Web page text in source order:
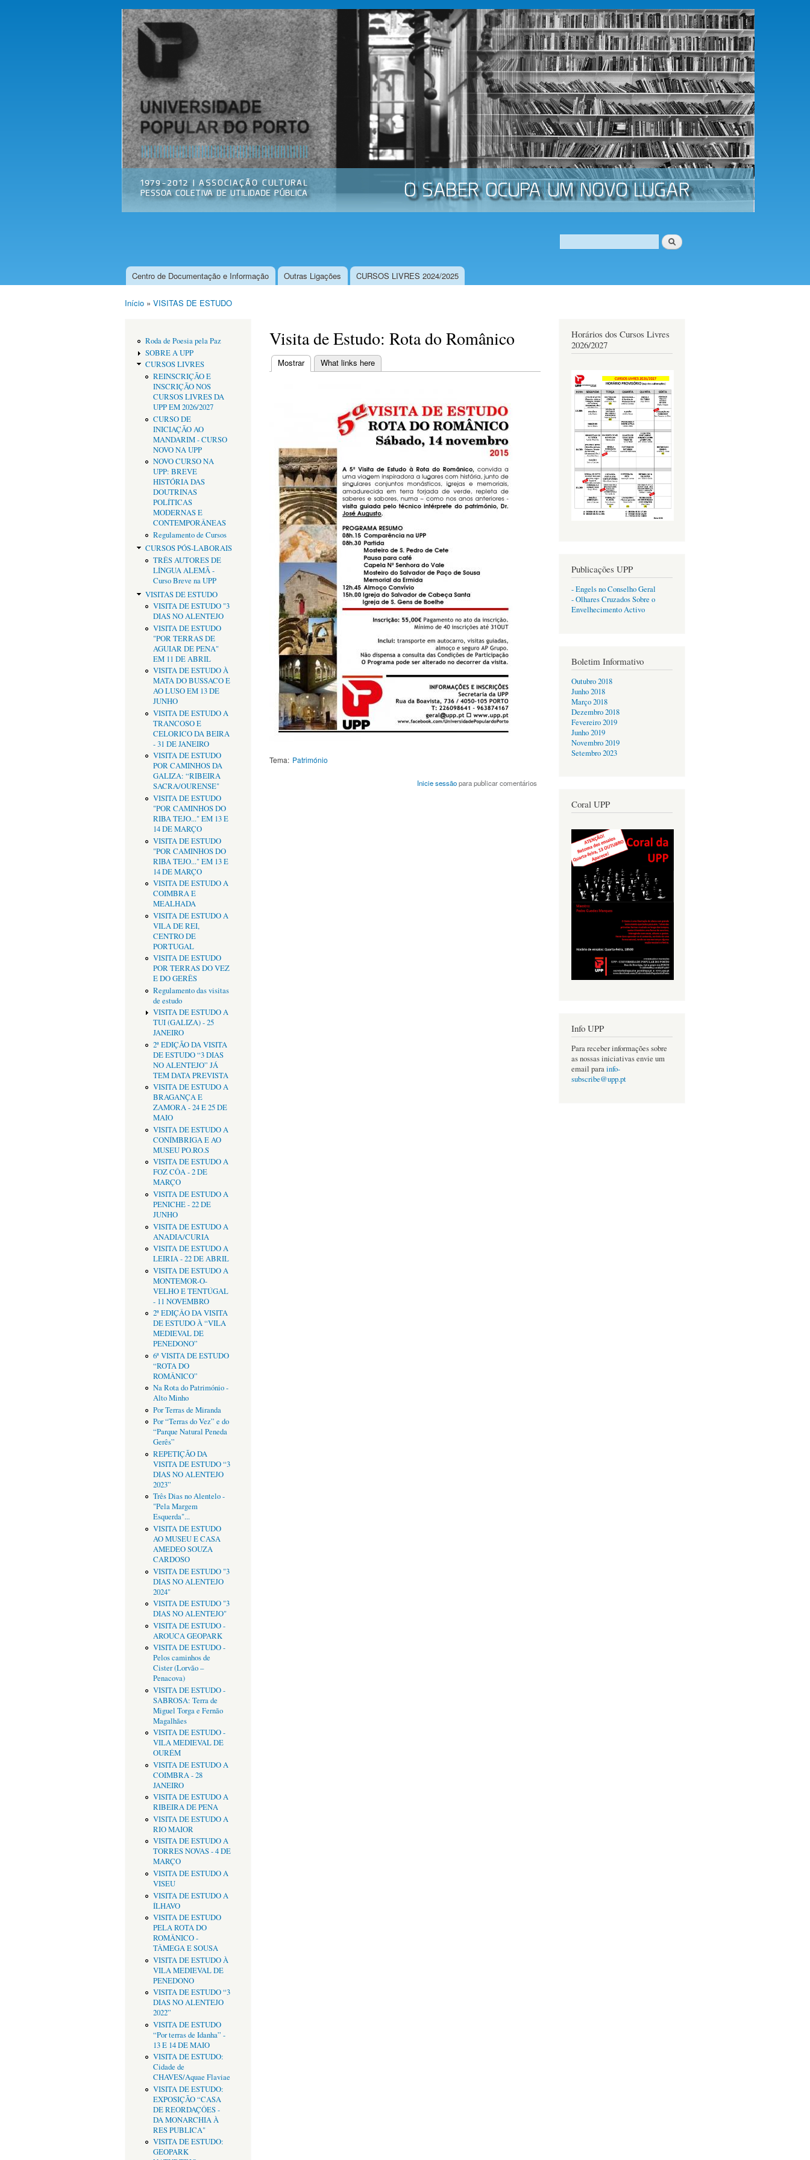
Passar
para o
conteúdo
principal
Universidade
Popular do
Porto
Associação
Cultural
Formulário de procura
Procurar
Menu principal
Centro de Documentação e Informação Outras Ligações CURSOS LIVRES 2024/2025
Início » VISITAS DE ESTUDO
Roda de Poesia pela Paz
SOBRE A UPP
CURSOS LIVRES
REINSCRIÇÃO E
INSCRIÇÃO NOS
CURSOS LIVRES DA
UPP EM 2026/2027
CURSO DE
INICIAÇÃO AO
MANDARIM - CURSO
NOVO NA UPP
NOVO CURSO NA
UPP: BREVE
HISTÓRIA DAS
DOUTRINAS
POLÍTICAS
MODERNAS E
CONTEMPORÂNEAS
Regulamento de Cursos
CURSOS PÓS-LABORAIS
TRÊS AUTORES DE
LÍNGUA ALEMÃ -
Curso Breve na UPP
VISITAS DE ESTUDO
VISITA DE ESTUDO "3
DIAS NO ALENTEJO
VISITA DE ESTUDO
"POR TERRAS DE
AGUIAR DE PENA"
EM 11 DE ABRIL
VISITA DE ESTUDO À
MATA DO BUSSACO E
AO LUSO EM 13 DE
JUNHO
VISITA DE ESTUDO A
TRANCOSO E
CELORICO DA BEIRA
- 31 DE JANEIRO
VISITA DE ESTUDO
POR CAMINHOS DA
GALIZA: “RIBEIRA
SACRA/OURENSE"
VISITA DE ESTUDO
"POR CAMINHOS DO
RIBA TEJO..." EM 13 E
14 DE MARÇO
VISITA DE ESTUDO
"POR CAMINHOS DO
RIBA TEJO..." EM 13 E
14 DE MARÇO
VISITA DE ESTUDO A
COIMBRA E
MEALHADA
VISITA DE ESTUDO A
VILA DE REI,
CENTRO DE
PORTUGAL
VISITA DE ESTUDO
POR TERRAS DO VEZ
E DO GERÊS
Regulamento das visitas
de estudo
VISITA DE ESTUDO A
TUI (GALIZA) - 25
JANEIRO
2ª EDIÇÃO DA VISITA
DE ESTUDO “3 DIAS
NO ALENTEJO” JÁ
TEM DATA PREVISTA
VISITA DE ESTUDO A
BRAGANÇA E
ZAMORA - 24 E 25 DE
MAIO
VISITA DE ESTUDO A
CONÍMBRIGA E AO
MUSEU PO.RO.S
VISITA DE ESTUDO A
FOZ CÔA - 2 DE
MARÇO
VISITA DE ESTUDO A
PENICHE - 22 DE
JUNHO
VISITA DE ESTUDO A
ANADIA/CURIA
VISITA DE ESTUDO A
LEIRIA - 22 DE ABRIL
VISITA DE ESTUDO A
MONTEMOR-O-
VELHO E TENTÚGAL
- 11 NOVEMBRO
2ª EDIÇÂO DA VISITA
DE ESTUDO À “VILA
MEDIEVAL DE
PENEDONO”
6ª VISITA DE ESTUDO
“ROTA DO
ROMÂNICO”
Na Rota do Património -
Alto Minho
Por Terras de Miranda
Por “Terras do Vez” e do
“Parque Natural Peneda
Gerês”
REPETIÇÃO DA
VISITA DE ESTUDO “3
DIAS NO ALENTEJO
2023”
Três Dias no Alentelo -
"Pela Margem
Esquerda"...
VISITA DE ESTUDO
AO MUSEU E CASA
AMEDEO SOUZA
CARDOSO
VISITA DE ESTUDO "3
DIAS NO ALENTEJO
2024"
VISITA DE ESTUDO "3
DIAS NO ALENTEJO"
VISITA DE ESTUDO -
AROUCA GEOPARK
VISITA DE ESTUDO -
Pelos caminhos de
Cister (Lorvão –
Penacova)
VISITA DE ESTUDO -
SABROSA: Terra de
Miguel Torga e Fernão
Magalhães
VISITA DE ESTUDO -
VILA MEDIEVAL DE
OURÉM
VISITA DE ESTUDO A
COIMBRA - 28
JANEIRO
VISITA DE ESTUDO A
RIBEIRA DE PENA
VISITA DE ESTUDO A
RIO MAIOR
VISITA DE ESTUDO A
TORRES NOVAS - 4 DE
MARÇO
VISITA DE ESTUDO A
VISEU
VISITA DE ESTUDO A
ÍLHAVO
VISITA DE ESTUDO
PELA ROTA DO
ROMÂNICO -
TÂMEGA E SOUSA
VISITA DE ESTUDO À
VILA MEDIEVAL DE
PENEDONO
VISITA DE ESTUDO “3
DIAS NO ALENTEJO
2022”
VISITA DE ESTUDO
“Por terras de Idanha” -
13 E 14 DE MAIO
VISITA DE ESTUDO:
Cidade de
CHAVES/Aquae Flaviae
VISITA DE ESTUDO:
EXPOSIÇÃO “CASA
DE REORDAÇÔES -
DA MONARCHIA À
RES PUBLICA"
VISITA DE ESTUDO:
GEOPARK
Visita de Estudo: Rota do Românico
Separadores primários
Mostrar(separador ativo)
What links here
Tema: Património
Inicie sessãopara publicar comentários
Horários dos Cursos Livres
2026/2027
Publicações UPP
- Engels no Conselho Geral
- Olhares Cruzados Sobre o
Envelhecimento Activo
Boletim Informativo
Outubro 2018
Junho 2018
Março 2018
Dezembro 2018
Fevereiro 2019
Junho 2019
Novembro 2019
Setembro 2023
Coral UPP
Info UPP
Para receber informações sobre
as nossas iniciativas envie um
email parainfo-
subscribe@upp.pt